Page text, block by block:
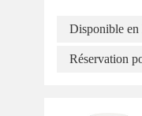
Disponible en
Réservation